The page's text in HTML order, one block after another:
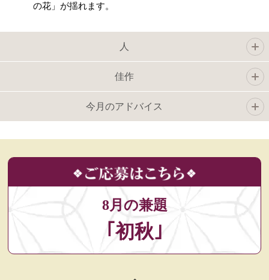
の花」が揺れます。
人
佳作
今月のアドバイス
8月の兼題
｢初秋｣